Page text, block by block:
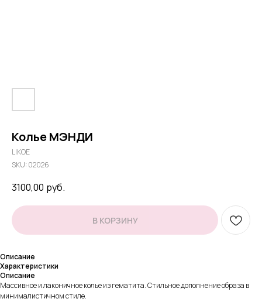
Колье МЭНДИ
LIKOE
SKU: 02026
3100,00 руб.
В КОРЗИНУ
Описание
Характеристики
Описание
Массивное и лаконичное колье из гематита. Стильное дополнение образа в
минималистичном стиле.